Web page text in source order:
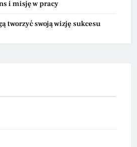
i misję w pracy
tworzyć swoją wizję sukcesu